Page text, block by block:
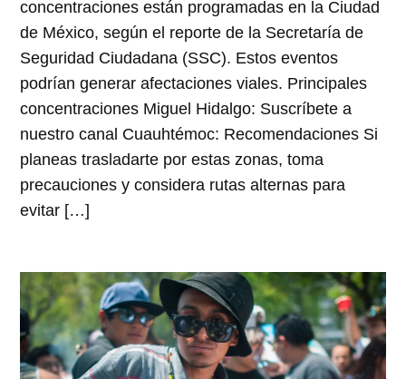
concentraciones están programadas en la Ciudad
de México, según el reporte de la Secretaría de
Seguridad Ciudadana (SSC). Estos eventos
podrían generar afectaciones viales. Principales
concentraciones Miguel Hidalgo: Suscríbete a
nuestro canal Cuauhtémoc: Recomendaciones Si
planeas trasladarte por estas zonas, toma
precauciones y considera rutas alternas para
evitar […]